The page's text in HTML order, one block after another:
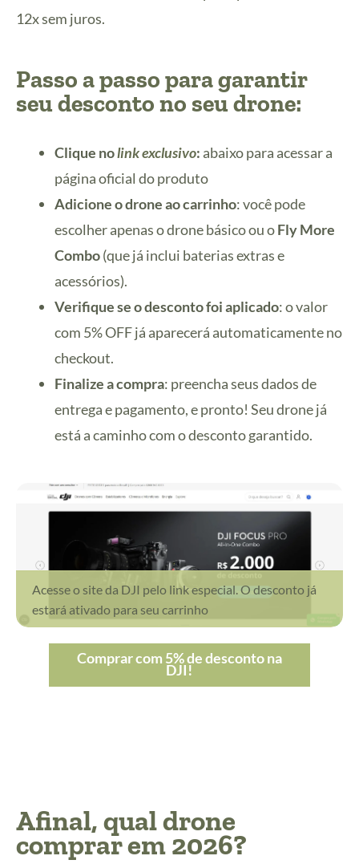
12x sem juros.
Passo a passo para garantir
seu desconto no seu drone:
Clique nolink exclusivo: abaixo para acessar a
página oficial do produto
Adicione o drone ao carrinho: você pode
escolher apenas o drone básico ou oFly More
Combo(que já inclui baterias extras e
acessórios).
Verifique se o desconto foi aplicado: o valor
com 5% OFF já aparecerá automaticamente no
checkout.
Finalize a compra: preencha seus dados de
entrega e pagamento, e pronto! Seu drone já
está a caminho com o desconto garantido.
Acesse o site da DJI pelo link especial. O desconto já
estará ativado para seu carrinho
Comprar com 5% de desconto na
DJI!
Afinal, qual drone
comprar em 2026?